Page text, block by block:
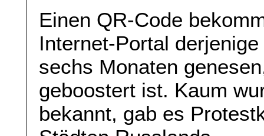
Einen QR-Code
Internet-Portal
sechs Monaten
geboostert ist. Kaum
bekannt, gab es